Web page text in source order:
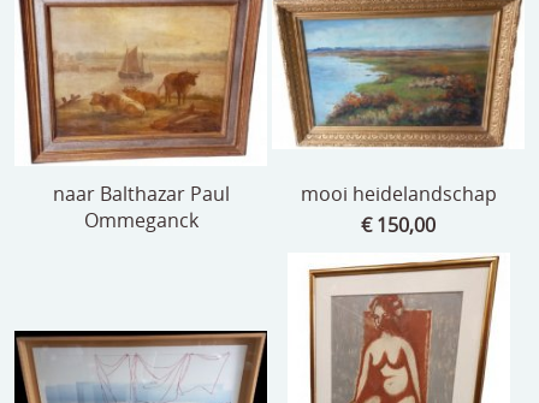
naar Balthazar Paul
Ommeganck
mooi heidelandschap
€ 150,00